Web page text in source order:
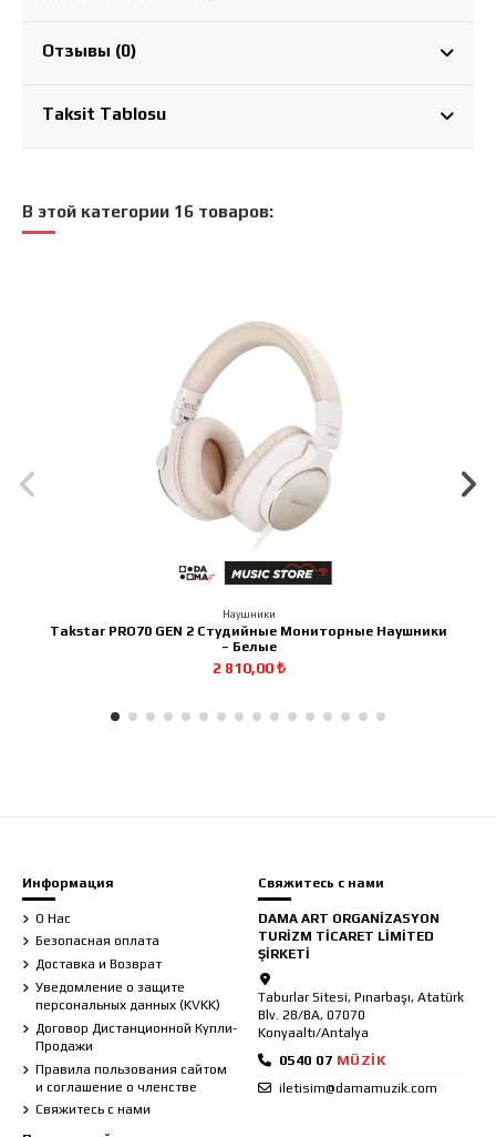
Отзывы (0)
Taksit Tablosu
В этой категории 16 товаров:
Наушники
Takstar PRO70 GEN 2 Студийные Мониторные Наушники
– Белые
2 810,00 ₺
Информация
О Нас
Безопасная оплата
Доставка и Возврат
Уведомление о защите
персональных данных (KVKK)
Договор Дистанционной Купли-
Продажи
Правила пользования сайтом
и соглашение о членстве
Свяжитесь с нами
Свяжитесь с нами
DAMA ART ORGANİZASYON
TURİZM TİCARET LİMİTED
ŞİRKETİ
Taburlar Sitesi, Pınarbaşı, Atatürk
Blv. 28/BA, 07070
Konyaaltı/Antalya
iletisim@damamuzik.com